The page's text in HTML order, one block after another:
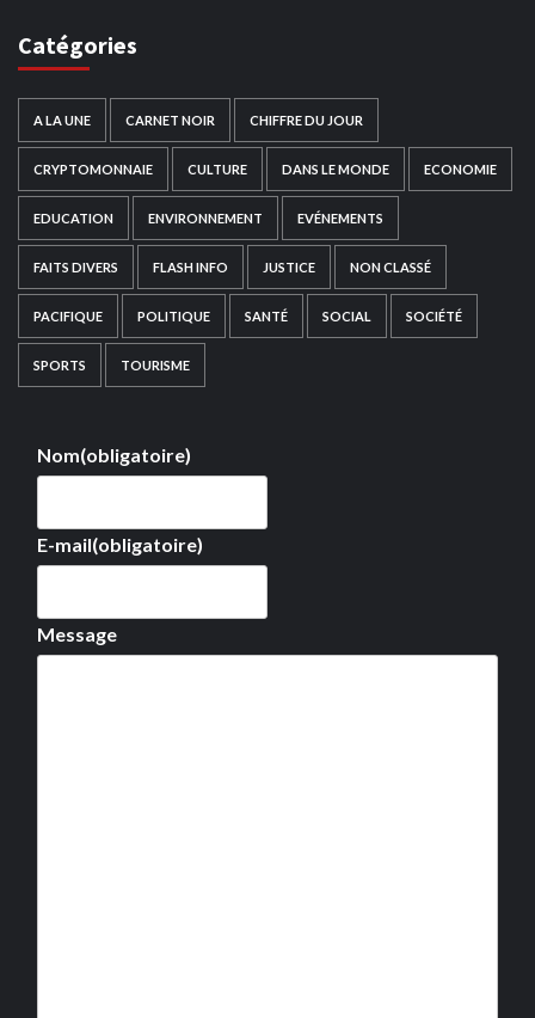
Catégories
A LA UNE CARNET NOIR CHIFFRE DU JOUR
CRYPTOMONNAIE CULTURE DANS LE MONDE ECONOMIE
EDUCATION ENVIRONNEMENT EVÉNEMENTS
FAITS DIVERS FLASH INFO JUSTICE NON CLASSÉ
PACIFIQUE POLITIQUE SANTÉ SOCIAL SOCIÉTÉ
SPORTS TOURISME
Nom(obligatoire)
E-mail(obligatoire)
Message